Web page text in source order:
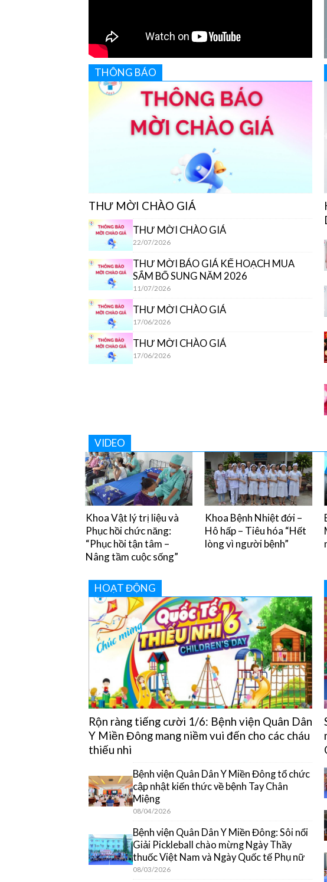
THÔNG BÁO
THƯ MỜI CHÀO GIÁ
THƯ MỜI CHÀO GIÁ
22/07/2026
THƯ MỜI BÁO GIÁ KẾ HOẠCH MUA
SẮM BỔ SUNG NĂM 2026
11/07/2026
THƯ MỜI CHÀO GIÁ
17/06/2026
THƯ MỜI CHÀO GIÁ
17/06/2026
VIDEO
Khoa Vật lý trị liệu và
Phục hồi chức năng:
“Phục hồi tận tâm –
Nâng tầm cuộc sống”
Khoa Bệnh Nhiệt đới –
Hô hấp – Tiêu hóa “Hết
lòng vì người bệnh”
HOẠT ĐỘNG
Rộn ràng tiếng cười 1/6: Bệnh viện Quân Dân
Y Miền Đông mang niềm vui đến cho các cháu
thiếu nhi
Bệnh viện Quân Dân Y Miền Đông tổ chức
cập nhật kiến thức về bệnh Tay Chân
Miệng
08/04/2026
Bệnh viện Quân Dân Y Miền Đông: Sôi nổi
Giải Pickleball chào mừng Ngày Thầy
thuốc Việt Nam và Ngày Quốc tế Phụ nữ
08/03/2026